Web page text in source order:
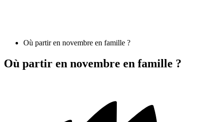
Où partir en novembre en famille ?
Où partir en novembre en famille ?